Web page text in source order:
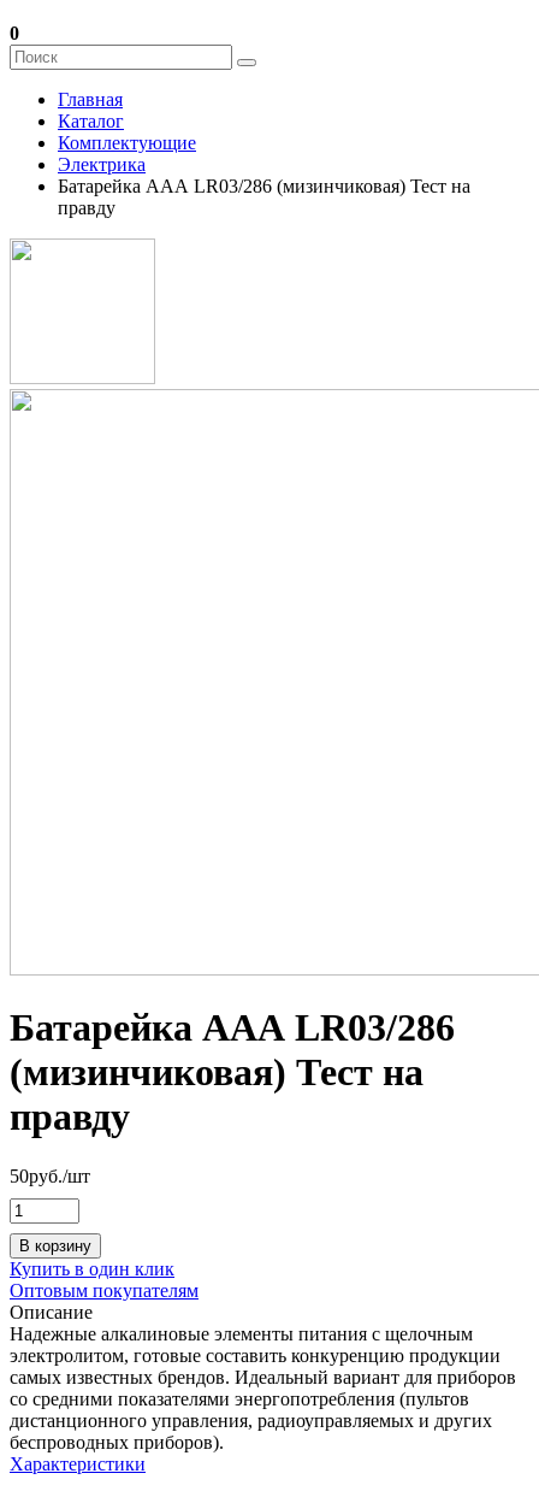
0
Главная
Каталог
Комплектующие
Электрика
Батарейка ААА LR03/286 (мизинчиковая) Тест на
правду
Батарейка ААА LR03/286
(мизинчиковая) Тест на
правду
50руб./шт
В корзину
Купить в один клик
Оптовым покупателям
Описание
Надежные алкалиновые элементы питания с щелочным
электролитом, готовые составить конкуренцию продукции
самых известных брендов. Идеальный вариант для приборов
со средними показателями энергопотребления (пультов
дистанционного управления, радиоуправляемых и других
беспроводных приборов).
Характеристики